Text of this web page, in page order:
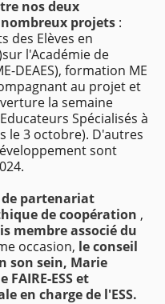
nos deux
projets :
des Elèves en
l'Académie de
DEAES), formation ME
au projet et
la semaine
Spécialisés à
le 3 octobre). D'autres
sont
partenariat
de coopération ,
membre associé du
occasion, le conseil
son sein, Marie
ESS et
en charge de l'ESS.